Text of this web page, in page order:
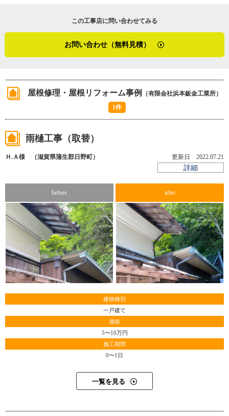
ム・屋根修理の仕上げには雪の影響を無視できません。
「一番の懸念は雪による雨樋の破損です。そうならないよ
うに雨樋の位置は屋根にできるだけ近づけますが、近過ぎ
ると雨水が外へ飛び出しやすくなってしまう。雪にも雨に
験値で見極めます」
士気が高まると考えているからです。社員が機嫌良く働く
職人たちが生き生きと現場で働き、お客さまから頼りにさ
（２０２０年７月取材）
（２０２５年７月加筆修正）
この工事店に問い合わせてみる
お問い合わせ（無料見積）
屋根修理・屋根リフォーム事例
（有限会社浜本鈑金工業所）
1件
雨樋工事（取替）
Ｈ.Ａ様 （滋賀県蒲生郡日野町） 更新日 2022.07.21
詳細
before after
建物種別
一戸建て
価格
5〜10万円
施工期間
0〜1日
一覧を見る